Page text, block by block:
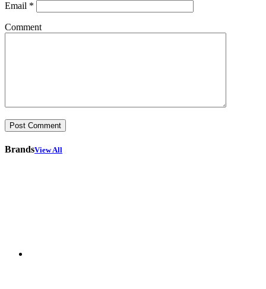
Email *
Comment
BrandsView All